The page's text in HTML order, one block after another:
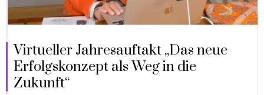
Virtueller Jahresauftakt „Das neue
Erfolgskonzept als Weg in die
Zukunft“